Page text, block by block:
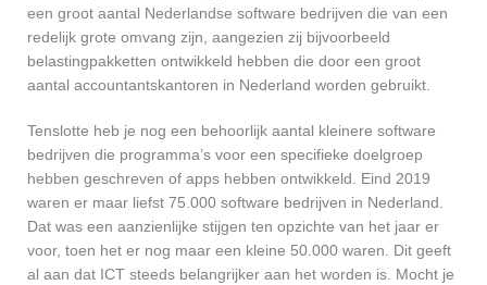
een groot aantal Nederlandse software bedrijven die van een
redelijk grote omvang zijn, aangezien zij bijvoorbeeld
belastingpakketten ontwikkeld hebben die door een groot
aantal accountantskantoren in Nederland worden gebruikt.
Tenslotte heb je nog een behoorlijk aantal kleinere software
bedrijven die programma’s voor een specifieke doelgroep
hebben geschreven of apps hebben ontwikkeld. Eind 2019
waren er maar liefst 75.000 software bedrijven in Nederland.
Dat was een aanzienlijke stijgen ten opzichte van het jaar er
voor, toen het er nog maar een kleine 50.000 waren. Dit geeft
al aan dat ICT steeds belangrijker aan het worden is. Mocht je